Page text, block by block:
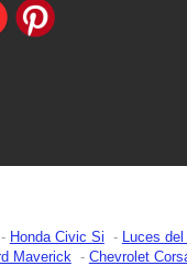
Honda Civic Si Luces
Maverick Chevrolet